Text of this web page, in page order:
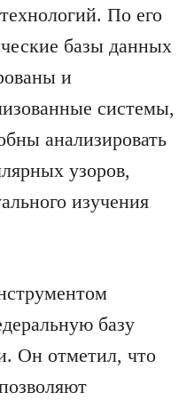
По его
базы данных
и
системы,
анализировать
узоров,
изучения
базу
Он отметил, что